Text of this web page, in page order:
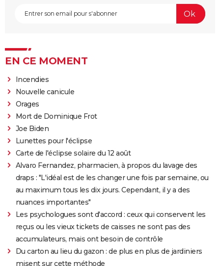
EN CE MOMENT
Incendies
Nouvelle canicule
Orages
Mort de Dominique Frot
Joe Biden
Lunettes pour l'éclipse
Carte de l'éclipse solaire du 12 août
Alvaro Fernandez, pharmacien, à propos du lavage des
draps : "L'idéal est de les changer une fois par semaine, ou
au maximum tous les dix jours. Cependant, il y a des
nuances importantes"
Les psychologues sont d'accord : ceux qui conservent les
reçus ou les vieux tickets de caisses ne sont pas des
accumulateurs, mais ont besoin de contrôle
Du carton au lieu du gazon : de plus en plus de jardiniers
misent sur cette méthode